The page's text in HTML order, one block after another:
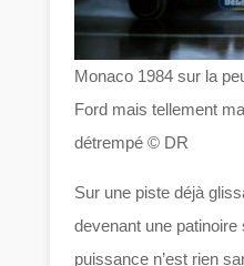
Monaco 1984 sur la
Ford mais tellement
détrempé © DR
Sur une piste déjà
devenant une
puissance n’est rien